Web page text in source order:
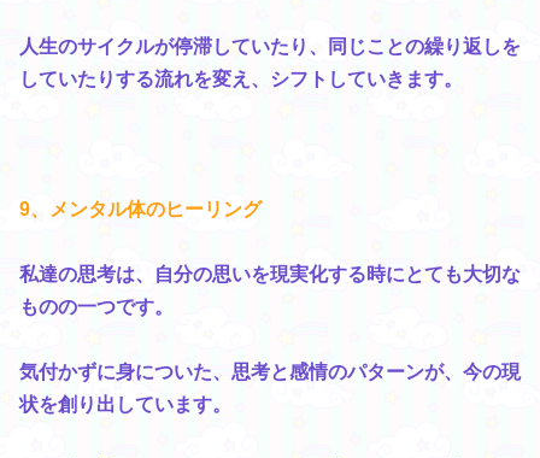
人生のサイクルが停滞していたり、同じことの繰り返しを
していたりする流れを変え、シフトしていきます。
9、メンタル体のヒーリング
私達の思考は、自分の思いを現実化する時にとても大切な
ものの一つです。
気付かずに身についた、思考と感情のパターンが、今の現
状を創り出しています。